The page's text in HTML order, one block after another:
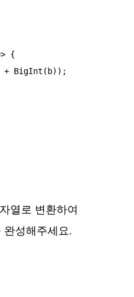
{
열로 변환하여
완성해주세요.